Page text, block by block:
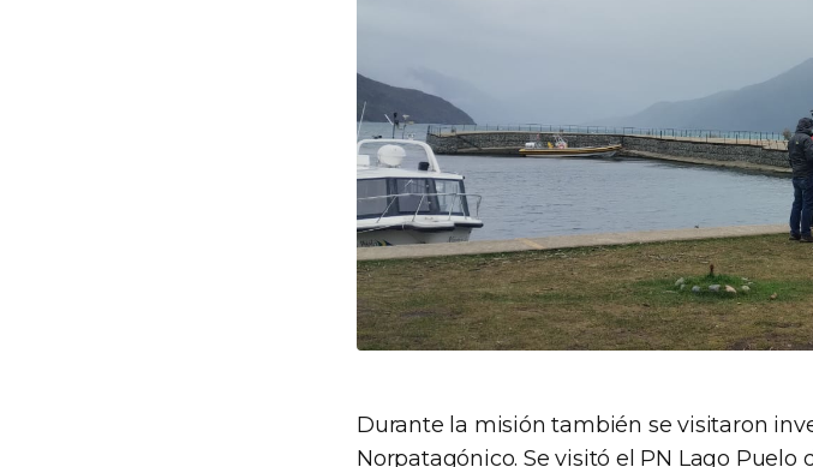
Durante la misión también se visitaron
Norpatagónico. Se visitó el PN Lago